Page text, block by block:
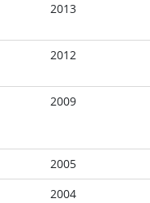
2013
2012
2009
2005
2004